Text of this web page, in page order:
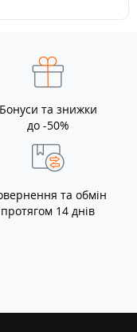
Бонуси та знижки
до -50%
та обмін
протягом 14 днів